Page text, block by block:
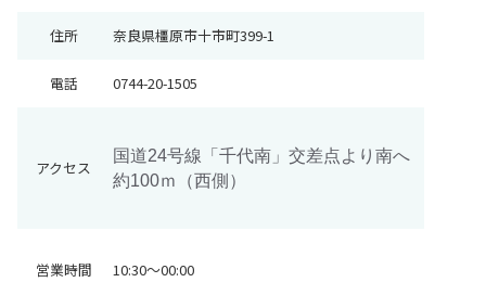
住所 奈良県橿原市十市町399-1
電話 0744-20-1505
アクセス
国道24号線「千代南」交差点より南へ
約100ｍ（西側）
営業時間 10:30～00:00